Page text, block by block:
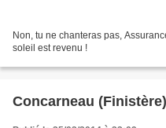
Non, tu ne chanteras pas,
soleil est revenu !
Concarneau